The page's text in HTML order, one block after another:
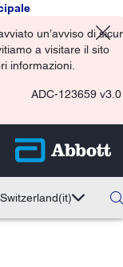
un’avviso di
a visitare il sito
informazioni.
ADC-123659 v3.0
Switzerland(it)